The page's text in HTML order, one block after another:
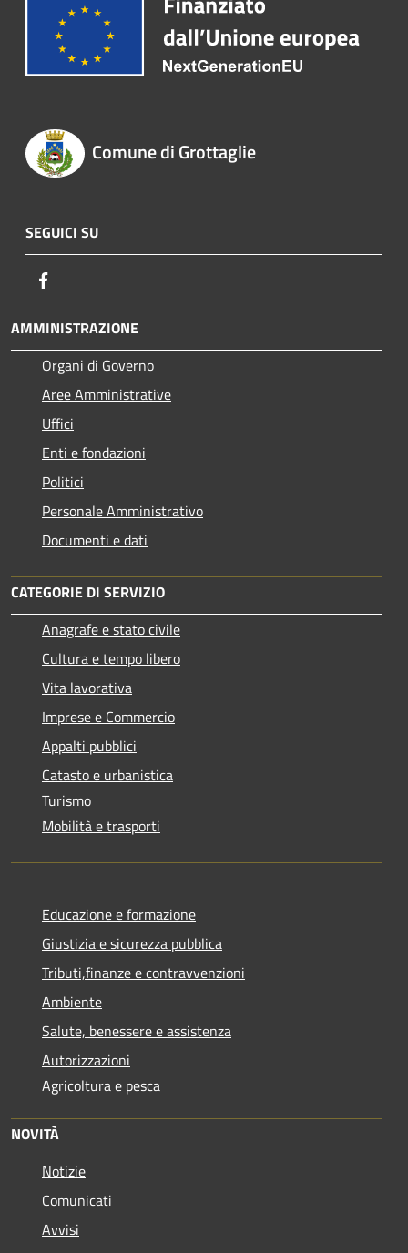
Comune di Grottaglie
SEGUICI SU
AMMINISTRAZIONE
Organi di Governo
Aree Amministrative
Uffici
Enti e fondazioni
Politici
Personale Amministrativo
Documenti e dati
CATEGORIE DI SERVIZIO
Anagrafe e stato civile
Cultura e tempo libero
Vita lavorativa
Imprese e Commercio
Appalti pubblici
Catasto e urbanistica
Turismo
Mobilità e trasporti
Educazione e formazione
Giustizia e sicurezza pubblica
Tributi,finanze e contravvenzioni
Ambiente
Salute, benessere e assistenza
Autorizzazioni
Agricoltura e pesca
NOVITÀ
Notizie
Comunicati
Avvisi